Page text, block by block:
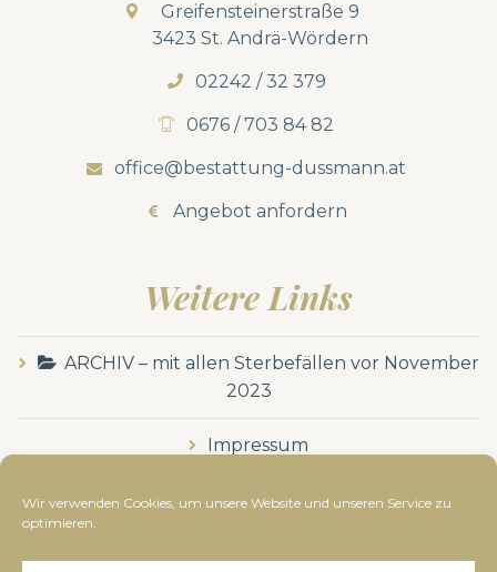
Wir verwenden Cookies, um unsere Website und unseren Service zu
optimieren.
Greifensteinerstraße 9
3423 St. Andrä-Wördern
02242 / 32 379
0676 / 703 84 82
office@bestattung-dussmann.at
Angebot anfordern
Weitere Links
ARCHIV – mit allen Sterbefällen vor November
2023
Impressum
Datenschutzerklärung